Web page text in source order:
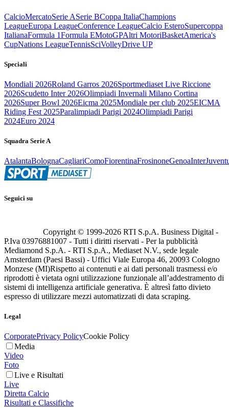
CalcioMercatoSerie ASerie BCoppa ItaliaChampions
LeagueEuropa LeagueConference LeagueCalcio EsteroSupercoppa
ItalianaFormula 1Formula EMotoGPAltri MotoriBasketAmerica's
CupNations LeagueTennisSciVolleyDrive UP
Speciali
Mondiali 2026Roland Garros 2026Sportmediaset Live Riccione
2026Scudetto Inter 2026Olimpiadi Invernali Milano Cortina
2026Super Bowl 2026Eicma 2025Mondiale per club 2025EICMA
Riding Fest 2025Paralimpiadi Parigi 2024Olimpiadi Parigi
2024Euro 2024
Squadra Serie A
AtalantaBolognaCagliariComoFiorentinaFrosinoneGenoaInter
Seguici su
Copyright © 1999-2026 RTI S.p.A. Business Digital -
P.Iva 03976881007 - Tutti i diritti riservati - Per la pubblicità
Mediamond S.p.A. - RTI S.p.A., Mediaset N.V., sede legale
Amsterdam (Paesi Bassi) - Uffici Viale Europa 46, 20093 Cologno
Monzese (MI)Rispetto ai contenuti e ai dati personali trasmessi e/o
riprodotti è vietata ogni utilizzazione funzionale all’addestramento di
sistemi di intelligenza artificiale generativa. È altresì fatto divieto
espresso di utilizzare mezzi automatizzati di data scraping.
Legal
CorporatePrivacy PolicyCookie Policy
Media
Video
Foto
Live e Risultati
Live
Diretta Calcio
Risultati e Classifiche